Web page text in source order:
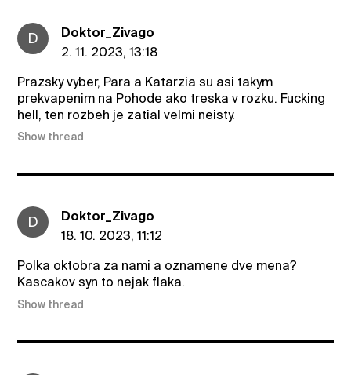
D
Doktor_Zivago
2. 11. 2023, 13:18
Prazsky vyber, Para a Katarzia su asi takym
prekvapenim na Pohode ako treska v rozku. Fucking
hell, ten rozbeh je zatial velmi neisty.
Show thread
D
Doktor_Zivago
18. 10. 2023, 11:12
Polka oktobra za nami a oznamene dve mena?
Kascakov syn to nejak flaka.
Show thread